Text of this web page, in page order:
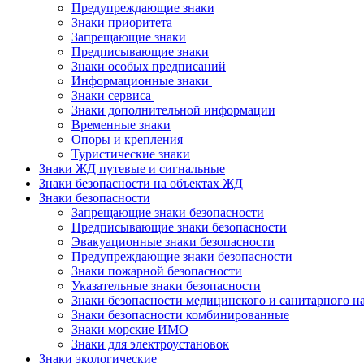
Предупреждающие знаки
Знаки приоритета
Запрещающие знаки
Предписывающие знаки
Знаки особых предписаний
Информационные знаки
Знаки сервиса
Знаки дополнительной информации
Временные знаки
Опоры и крепления
Туристические знаки
Знаки ЖД путевые и сигнальные
Знаки безопасности на объектах ЖД
Знаки безопасности
Запрещающие знаки безопасности
Предписывающие знаки безопасности
Эвакуационные знаки безопасности
Предупреждающие знаки безопасности
Знаки пожарной безопасности
Указательные знаки безопасности
Знаки безопасности медицинского и санитарного
Знаки безопасности комбинированные
Знаки морские ИМО
Знаки для электроустановок
Знаки экологические